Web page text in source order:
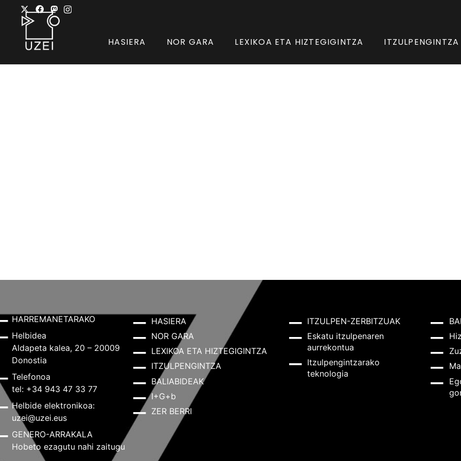
HASIERA NOR GARA LEXIKOA ETA HIZTEGIGINTZA ITZULPENGINTZA
HARREMANETARAKO
Helbidea
Aldapeta kalea, 20 – 20009
Donostia
Telefonoa
tel: +34 943 47 33 77
Helbide elektronikoa:
uzei@uzei.eus
GENERO-ARRAKALA
Hobeto ezagutu nahi zaitugu
HASIERA
NOR GARA
LEXIKOA ETA HIZTEGIGINTZA
ITZULPENGINTZA
BALIABIDEAK
I+G+b
ZER BERRI
ITZULPEN-ZERBITZUAK
Eskatu itzulpenaren
aurrekontua
Itzulpengintzarako
teknologia